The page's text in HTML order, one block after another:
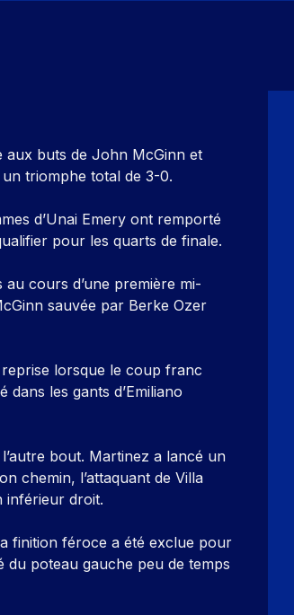
aux buts de John McGinn et
triomphe total de 3-0.
d’Unai Emery ont remporté
pour les quarts de finale.
cours d’une première mi-
sauvée par Berke Ozer
lorsque le coup franc
les gants d’Emiliano
bout. Martinez a lancé un
chemin, l’attaquant de Villa
inférieur droit.
finition féroce a été exclue pour
du poteau gauche peu de temps